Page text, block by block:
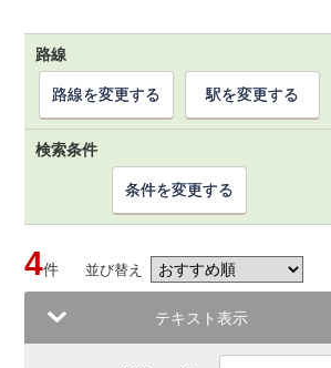
路線
路線を変更する 駅を変更する
検索条件
条件を変更する
4件 並び替え
テキスト表示